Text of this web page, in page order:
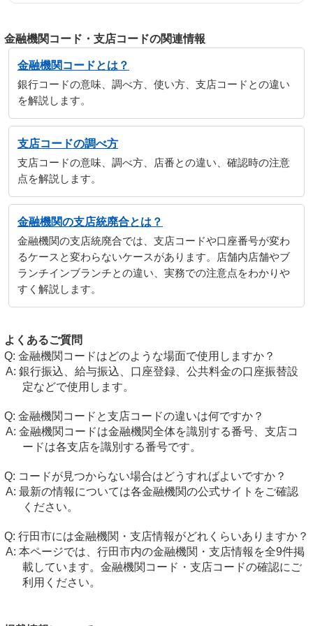
金融機関コード・支店コードの関連情報
金融機関コードとは？
銀行コードの意味、調べ方、使い方、支店コードとの違い
を解説します。
支店コードの調べ方
支店コードの意味、調べ方、店番との違い、確認時の注意
点を解説します。
金融機関の支店統廃合とは？
金融機関の支店統廃合では、支店コードや口座番号が変わ
るケースと変わらないケースがあります。店舗内店舗やブ
ランチインブランチとの違い、実務での注意点をわかりや
すく解説します。
よくあるご質問
金融機関コードはどのような場面で使用しますか？
銀行振込、給与振込、口座登録、公共料金の口座振替設
定などで使用します。
金融機関コードと支店コードの違いは何ですか？
金融機関コードは金融機関全体を識別する番号、支店コ
ードは各支店を識別する番号です。
コードが見つからない場合はどうすればよいですか？
最新の情報については各金融機関の公式サイトをご確認
ください。
行田市には金融機関・支店情報がどれくらいありますか？
本ページでは、行田市内の金融機関・支店情報を全9件掲
載しています。金融機関コード・支店コードの確認にご
利用ください。